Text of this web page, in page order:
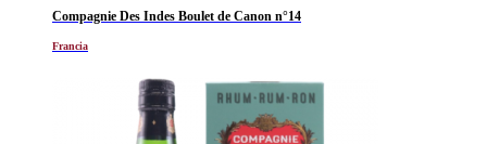
Compagnie Des Indes Boulet de Canon n°14
Francia